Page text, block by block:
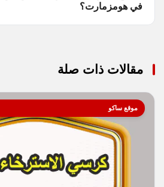
في هومزمارت؟
مقالات ذات صلة
موقع ساكو